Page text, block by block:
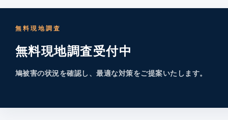
無料現地調査
無料現地調査受付中
鳩被害の状況を確認し、最適な対策をご提案いたします。